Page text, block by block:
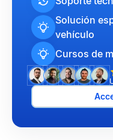
Solución
vehículo
Cursos de